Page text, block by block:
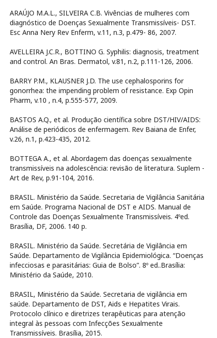
ARAÚJO M.A.L., SILVEIRA C.B. Vivências de mulheres com
diagnóstico de Doenças Sexualmente Transmissíveis- DST.
Esc Anna Nery Rev Enferm, v.11, n.3, p.479- 86, 2007.
AVELLEIRA J.C.R., BOTTINO G. Syphilis: diagnosis, treatment
and control. An Bras. Dermatol, v.81, n.2, p.111-126, 2006.
BARRY P.M., KLAUSNER J.D. The use cephalosporins for
gonorrhea: the impending problem of resistance. Exp Opin
Pharm, v.10 , n.4, p.555-577, 2009.
BASTOS A.Q., et al. Produção científica sobre DST/HIV/AIDS:
Análise de periódicos de enfermagem. Rev Baiana de Enfer,
v.26, n.1, p.423-435, 2012.
BOTTEGA A., et al. Abordagem das doenças sexualmente
transmissíveis na adolescência: revisão de literatura. Suplem -
Art de Rev, p.91-104, 2016.
BRASIL. Ministério da Saúde. Secretaria de Vigilância Sanitária
em Saúde. Programa Nacional de DST e AIDS. Manual de
Controle das Doenças Sexualmente Transmissíveis. 4ºed.
Brasília, DF, 2006. 140 p.
BRASIL. Ministério da Saúde. Secretária de Vigilância em
Saúde. Departamento de Vigilância Epidemiológica. “Doenças
infecciosas e parasitárias: Guia de Bolso”. 8º ed..Brasília:
Ministério da Saúde, 2010.
BRASIL, Ministério da Saúde. Secretaria de vigilância em
saúde. Departamento de DST, Aids e Hepatites Virais.
Protocolo clínico e diretrizes terapêuticas para atenção
integral às pessoas com Infecções Sexualmente
Transmissíveis. Brasília, 2015.